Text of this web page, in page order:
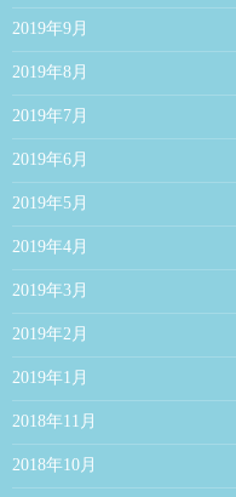
2019年9月
2019年8月
2019年7月
2019年6月
2019年5月
2019年4月
2019年3月
2019年2月
2019年1月
2018年11月
2018年10月